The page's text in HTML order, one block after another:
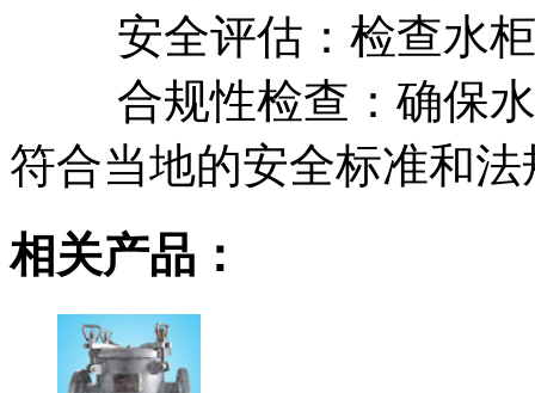
安全评估：检查水柜
合规性检查：确保水
符合当地的安全标准和
相关产品：